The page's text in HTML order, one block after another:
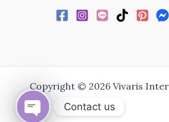
Copyright © 2026 Vivaris
Contact us